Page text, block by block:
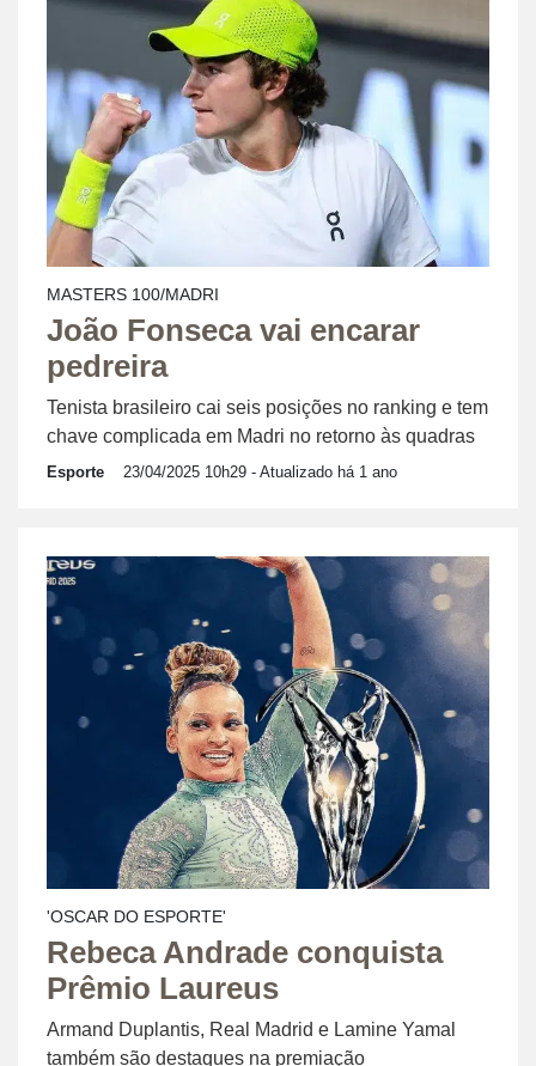
MASTERS 100/MADRI
João Fonseca vai encarar
pedreira
Tenista brasileiro cai seis posições no ranking e tem
chave complicada em Madri no retorno às quadras
Esporte 23/04/2025 10h29 - Atualizado há 1 ano
'OSCAR DO ESPORTE'
Rebeca Andrade conquista
Prêmio Laureus
Armand Duplantis, Real Madrid e Lamine Yamal
também são destaques na premiação